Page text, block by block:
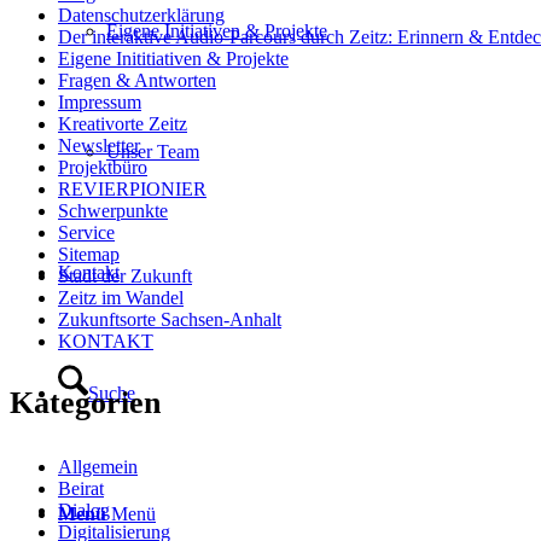
Eigene Initiativen & Projekte
Unser Team
Kontakt
Suche
Menü Menü
Datenschutzerklärung
Der interaktive Audio-Parcours durch Zeitz: Erinnern &
Eigene Inititiativen & Projekte
Fragen & Antworten
Impressum
Kreativorte Zeitz
Newsletter
Projektbüro
REVIERPIONIER
Schwerpunkte
Service
Sitemap
Stadt der Zukunft
Zeitz im Wandel
Zukunftsorte Sachsen-Anhalt
KONTAKT
Kategorien
Allgemein
Beirat
Dialog
Digitalisierung